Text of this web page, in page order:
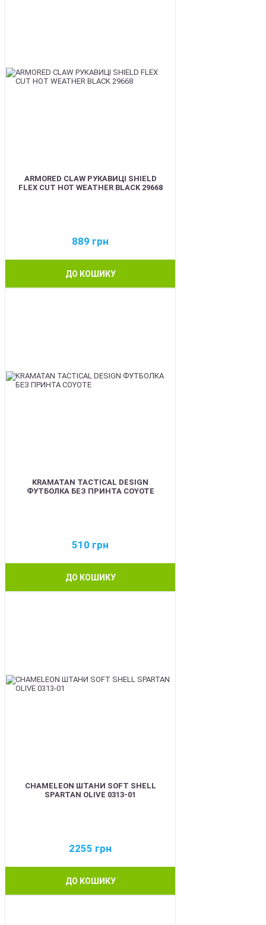
ARMORED CLAW РУКАВИЦІ SHIELD
FLEX CUT HOT WEATHER BLACK 29668
889 грн
ДО КОШИКУ
KRAMATAN TACTICAL DESIGN
ФУТБОЛКА БЕЗ ПРИНТА COYOTE
510 грн
ДО КОШИКУ
CHAMELEON ШТАНИ SOFT SHELL
SPARTAN OLIVE 0313-01
2255 грн
ДО КОШИКУ